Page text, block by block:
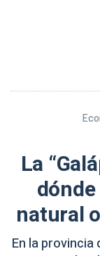
La
natural
En la provincia